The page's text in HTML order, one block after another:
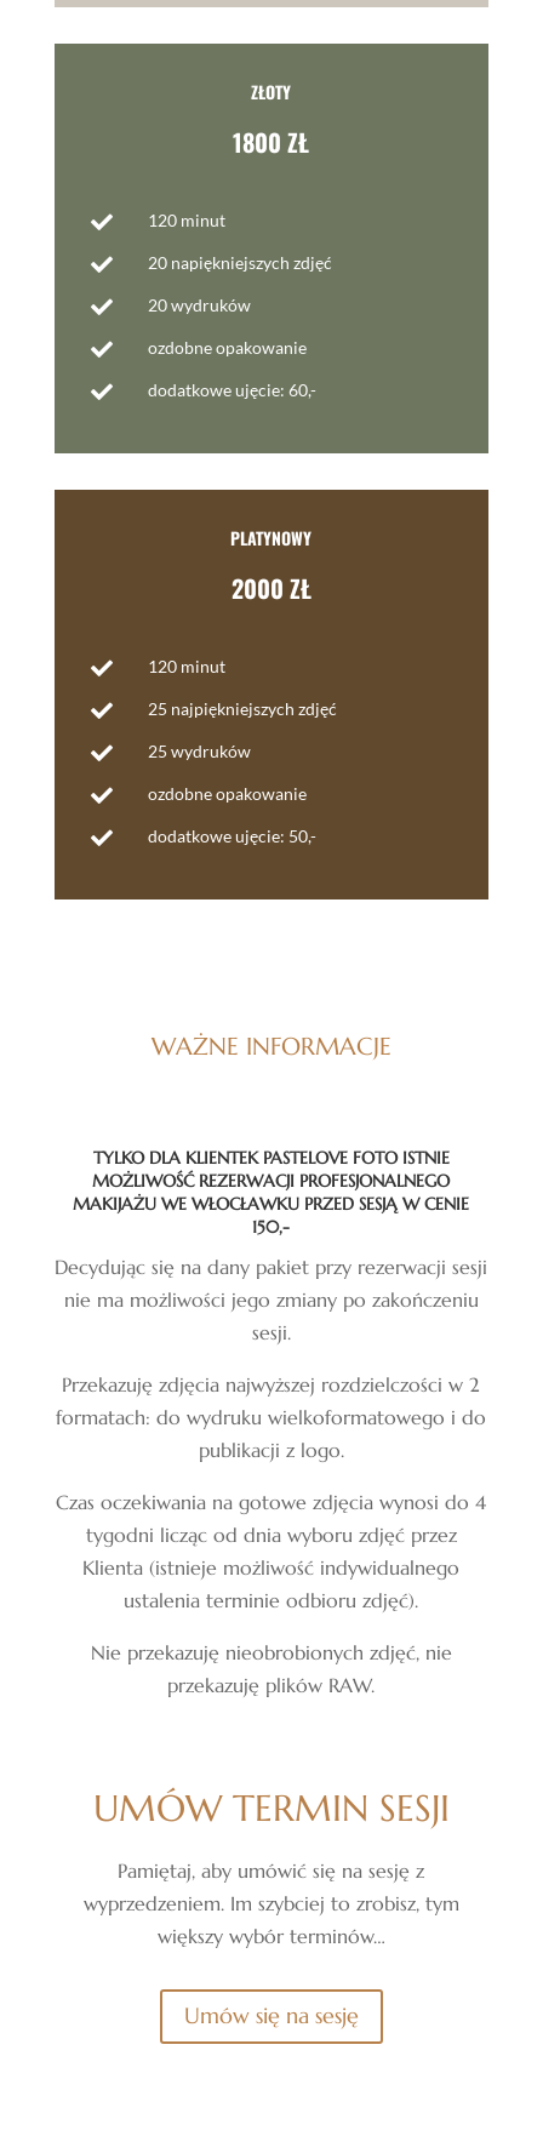
ZŁOTY
1800 ZŁ
 120 minut
 20 napiękniejszych zdjęć
 20 wydruków
 ozdobne opakowanie
 dodatkowe ujęcie: 60,-
PLATYNOWY
2000 ZŁ
 120 minut
 25 najpiękniejszych zdjęć
 25 wydruków
 ozdobne opakowanie
 dodatkowe ujęcie: 50,-
WAŻNE INFORMACJE
TYLKO DLA KLIENTEK PASTELOVE FOTO ISTNIE
MOŻLIWOŚĆ REZERWACJI PROFESJONALNEGO
MAKIJAŻU WE WŁOCŁAWKU PRZED SESJĄ W CENIE
150,-
Decydując się na dany pakiet przy rezerwacji sesji
nie ma możliwości jego zmiany po zakończeniu
sesji.
Przekazuję zdjęcia najwyższej rozdzielczości w 2
formatach: do wydruku wielkoformatowego i do
publikacji z logo.
Czas oczekiwania na gotowe zdjęcia wynosi do 4
tygodni licząc od dnia wyboru zdjęć przez
Klienta (istnieje możliwość indywidualnego
ustalenia terminie odbioru zdjęć).
Nie przekazuję nieobrobionych zdjęć, nie
przekazuję plików RAW.
UMÓW TERMIN SESJI
Pamiętaj, aby umówić się na sesję z
wyprzedzeniem. Im szybciej to zrobisz, tym
większy wybór terminów…
Umów się na sesję